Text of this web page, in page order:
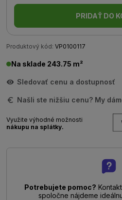
PRIDAŤ DO
Produktový kód: VP0100117
Na sklade 243.75 m²
Sledovať cenu a dostupnosť
Našli ste nižšiu cenu? My
Využite výhodné možnosti
nákupu na splátky.
Potrebujete pomoc?
spoločne nájdeme